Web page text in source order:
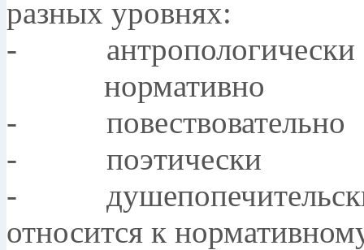
разных уровнях:
- антропологически
нормативно
- повествовательно
- поэтически
- душепопечительски
относится к